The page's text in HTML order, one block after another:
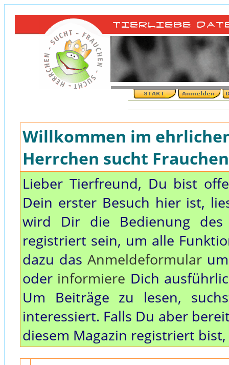
Willkommen im
Herrchen sucht
Lieber Tierfreund, Du bist
Dein erster Besuch hier ist,
wird Dir die Bedienung des
registriert sein, um alle
dazu das Anmeldeformularum
oder informiere Dich
Um Beiträge zu lesen,
interessiert. Falls Du aber
diesem Magazin registriert